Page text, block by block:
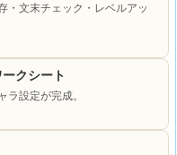
・文末チェック・レベルアッ
クシート
ラ設定が完成。